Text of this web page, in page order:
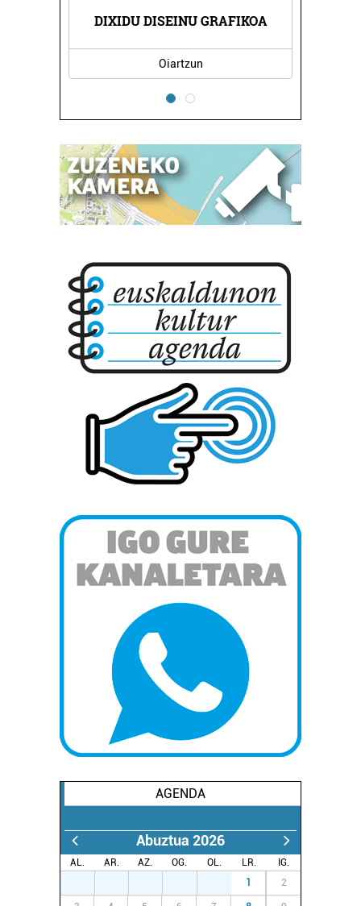
DIXIDU DISEINU GRAFIKOA
Oiartzun
AGENDA
Abuztua 2026
AL. AR. AZ. OG. OL. LR.
IG.
1 2